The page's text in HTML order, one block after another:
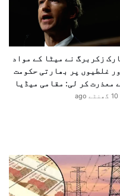
زکربرگ نے میٹا کے مواد
غلطیوں پر بھارتی حکومت
معذرت کر لی: مقامی میڈیا
10 گھنٹے ago